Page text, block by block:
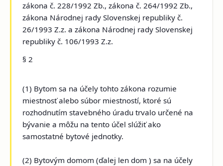
zákona č. 228/1992 Zb., zákona č. 264/1992 Zb.,
zákona Národnej rady Slovenskej republiky č.
26/1993 Z.z. a zákona Národnej rady Slovenskej
republiky č. 106/1993 Z.z.
§ 2
(1) Bytom sa na účely tohto zákona rozumie
miestnosť alebo súbor miestností, ktoré sú
rozhodnutím stavebného úradu trvalo určené na
bývanie a môžu na tento účel slúžiť ako
samostatné bytové jednotky.
(2) Bytovým domom (ďalej len dom ) sa na účely